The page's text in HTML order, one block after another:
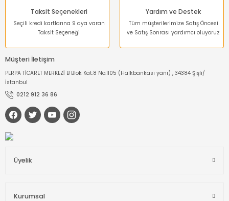
Taksit Seçenekleri
Seçili kredi kartlarına 9 aya varan
Taksit Seçeneği
Yardım ve Destek
Tüm müşterilerimize Satış Öncesi
ve Satış Sonrası yardımcı oluyoruz
Müşteri İletişim
PERPA TİCARET MERKEZİ B Blok Kat:8 No:1105 (Halkbankası yanı) , 34384 Şişli/
İstanbul
0212 912 36 86
Üyelik
Kurumsal